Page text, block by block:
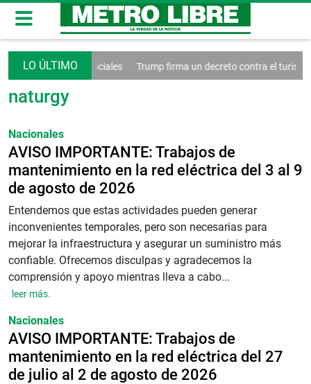
de las redes sociales Trump firma un decreto contra el turismo
naturgy
Nacionales
AVISO IMPORTANTE: Trabajos de
mantenimiento en la red eléctrica del 3 al 9
de agosto de 2026
Entendemos que estas actividades pueden generar
inconvenientes temporales, pero son necesarias para
mejorar la infraestructura y asegurar un suministro más
confiable. Ofrecemos disculpas y agradecemos la
comprensión y apoyo mientras lleva a cabo...
leer más.
Nacionales
AVISO IMPORTANTE: Trabajos de
mantenimiento en la red eléctrica del 27
de julio al 2 de agosto de 2026